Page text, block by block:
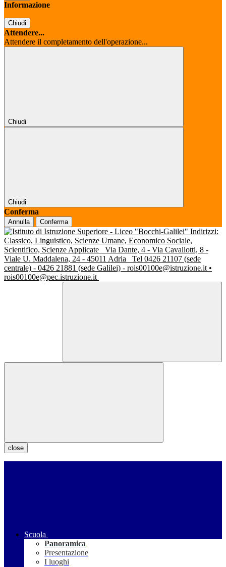
Informazione
Chiudi
Attendere...
Attendere il completamento dell'operazione...
Chiudi
Chiudi
Conferma
Annulla Conferma
Indirizzi:
Classico, Linguistico, Scienze Umane, Economico Sociale,
Scientifico, Scienze Applicate
Via Dante, 4 - Via Cavallotti, 8 -
Viale U. Maddalena, 24 - 45011 Adria
Tel 0426 21107 (sede
centrale) - 0426 21881 (sede Galilei) - rois00100e@istruzione.it •
rois00100e@pec.istruzione.it
close
Scuola
Panoramica
Presentazione
I luoghi